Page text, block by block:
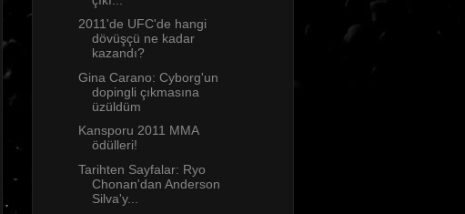
2011'de UFC'de hangi
dövüşçü ne kadar
kazandı?
Gina Carano: Cyborg'un
dopingli çıkmasına
üzüldüm
Kansporu 2011 MMA
ödülleri!
Tarihten Sayfalar: Ryo
Chonan'dan Anderson
Silva'y...